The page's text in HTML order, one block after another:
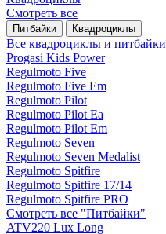
Смотреть все
Питбайки Квадроциклы
Все квадроциклы и питбайки
Progasi Kids Power
Regulmoto Five
Regulmoto Five Em
Regulmoto Pilot
Regulmoto Pilot Ea
Regulmoto Pilot Em
Regulmoto Seven
Regulmoto Seven Medalist
Regulmoto Spitfire
Regulmoto Spitfire 17/14
Regulmoto Spitfire PRO
Смотреть все "Питбайки"
ATV220 Lux Long